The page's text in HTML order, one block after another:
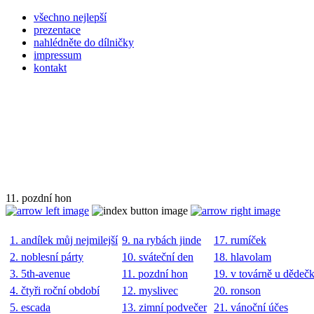
všechno nejlepší
prezentace
nahlédněte do dílničky
impressum
kontakt
11. pozdní hon
1. andílek můj nejmilejší 9. na rybách jinde
17. rumíček
2. noblesní párty
10. sváteční den
18. hlavolam
3. 5th-avenue
11. pozdní hon
19. v továrně u
4. čtyři roční období
12. myslivec
20. ronson
5. escada
13. zimní podvečer 21. vánoční účes